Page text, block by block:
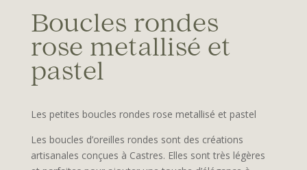
Boucles rondes
rose metallisé et
pastel
Les petites boucles rondes rose metallisé et pastel
Les boucles d’oreilles rondes sont des créations
artisanales conçues à Castres. Elles sont très légères